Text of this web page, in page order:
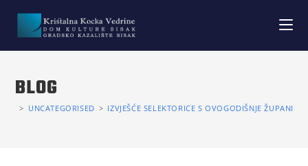
BLOG
> UNCATEGORISED > IZVJEŠĆE SELEKTORICE S OVOGODIŠNJE